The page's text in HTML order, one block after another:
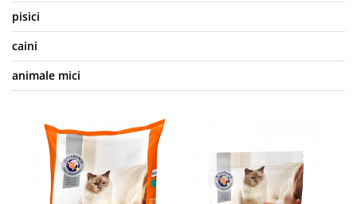
pisici
caini
animale mici